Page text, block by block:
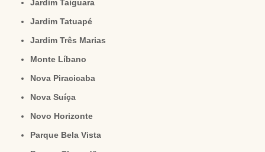
Jardim Taiguara
Jardim Tatuapé
Jardim Três Marias
Monte Líbano
Nova Piracicaba
Nova Suíça
Novo Horizonte
Parque Bela Vista